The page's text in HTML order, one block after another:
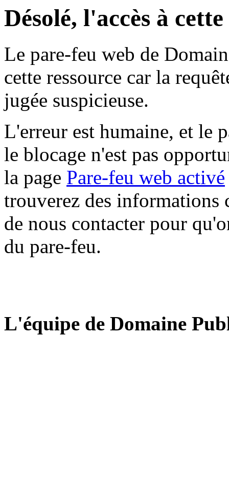
Désolé, l'accès à
Le pare-feu web de
cette ressource car la
jugée suspicieuse.
L'erreur est humaine, et le
le blocage n'est pas
la page Pare-feu web activé
trouverez des informations
de nous contacter pour
du pare-feu.
L'équipe de Domaine